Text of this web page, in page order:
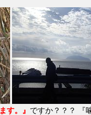
す。』 ですか？？？ 『